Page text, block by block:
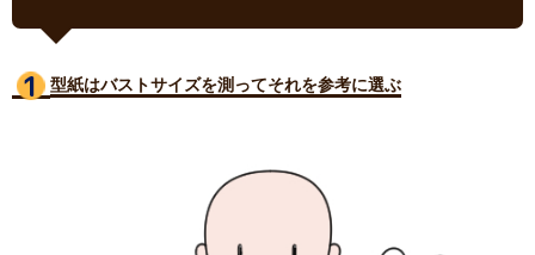
型紙はバストサイズを測ってそれを参考に選ぶ